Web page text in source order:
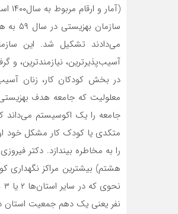
(آمار و ارقام مربوط به سال۱۴۰۰ است)
آسیب‌پذیرترین، نیازمندترین، و
در بخش کودکان کار، زنان
معلولیت که جامعه هدف
جامعه را یک اکوسیستم
متکدی یا کودک کار مشکل خود
را به مخاطره بیندازد. دکتر
هشتم) بیشترین مراکز نگهداری
نفر یعنی یک دهم جمعیت استان